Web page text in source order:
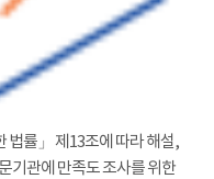
법률」 제13조에 따라 해설,
기관에 만족도 조사를 위한